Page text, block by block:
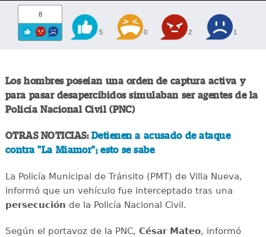
8
5 0 2 1
Los hombres poseían una orden de captura activa y
para pasar desapercibidos simulaban ser agentes de la
Policía Nacional Civil (PNC)
OTRAS NOTICIAS: Detienen a acusado de ataque
contra "La Miamor"; esto se sabe
La Policía Municipal de Tránsito (PMT) de Villa Nueva,
informó que un vehículo fue interceptado tras una
persecución de la Policía Nacional Civil.
Según el portavoz de la PNC, César Mateo, informó